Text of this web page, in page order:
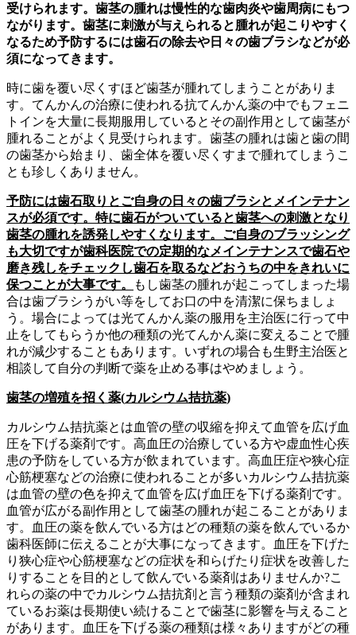
受けられます。歯茎の腫れは慢性的な歯肉炎や歯周病にもつ
ながります。歯茎に刺激が与えられると腫れが起こりやすく
なるため予防するには歯石の除去や日々の歯ブラシなどが必
須になってきます。
時に歯を覆い尽くすほど歯茎が腫れてしまうことがありま
す。てんかんの治療に使われる抗てんかん薬の中でもフェニ
トインを大量に長期服用しているとその副作用として歯茎が
腫れることがよく見受けられます。歯茎の腫れは歯と歯の間
の歯茎から始まり、歯全体を覆い尽くすまで腫れてしまうこ
とも珍しくありません。
予防には歯石取りとご自身の日々の歯ブラシとメインテナン
スが必須です。特に歯石がついていると歯茎への刺激となり
歯茎の腫れを誘発しやすくなります。ご自身のブラッシング
も大切ですが歯科医院での定期的なメインテナンスで歯石や
磨き残しをチェックし歯石を取るなどおうちの中をきれいに
保つことが大事です。
もし歯茎の腫れが起こってしまった場
合は歯ブラシうがい等をしてお口の中を清潔に保ちましょ
う。場合によっては光てんかん薬の服用を主治医に行って中
止をしてもらうか他の種類の光てんかん薬に変えることで腫
れが減少することもあります。いずれの場合も生野主治医と
相談して自分の判断で薬を止める事はやめましょう。
歯茎の増殖を招く薬(カルシウム拮抗薬)
カルシウム拮抗薬とは血管の壁の収縮を抑えて血管を広げ血
圧を下げる薬剤です。高血圧の治療している方や虚血性心疾
患の予防をしている方が飲まれています。高血圧症や狭心症
心筋梗塞などの治療に使われることが多いカルシウム拮抗薬
は血管の壁の色を抑えて血管を広げ血圧を下げる薬剤です。
血管が広がる副作用として歯茎の腫れが起こることがありま
す。血圧の薬を飲んでいる方はどの種類の薬を飲んでいるか
歯科医師に伝えることが大事になってきます。血圧を下げた
り狭心症や心筋梗塞などの症状を和らげたり症状を改善した
りすることを目的として飲んでいる薬剤はありませんか?こ
れらの薬の中でカルシウム拮抗剤と言う種類の薬剤が含まれ
ているお薬は長期使い続けることで歯茎に影響を与えること
があります。血圧を下げる薬の種類は様々ありますがどの種